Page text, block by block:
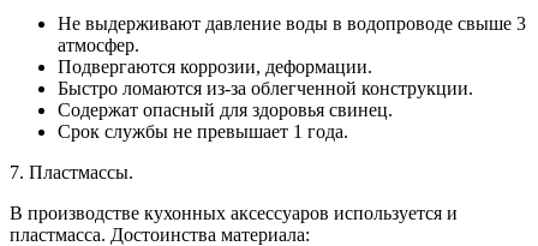
Не выдерживают давление воды в водопроводе свыше 3
атмосфер.
Подвергаются коррозии, деформации.
Быстро ломаются из-за облегченной конструкции.
Содержат опасный для здоровья свинец.
Срок службы не превышает 1 года.
7. Пластмассы.
В производстве кухонных аксессуаров используется и
пластмасса. Достоинства материала: